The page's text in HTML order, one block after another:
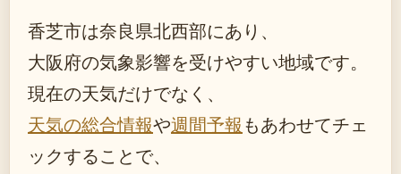
香芝市は奈良県北西部にあり、
大阪府の気象影響を受けやすい地域です。
現在の天気だけでなく、
天気の総合情報や週間予報もあわせてチェ
ックすることで、